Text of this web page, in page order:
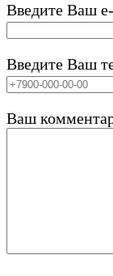
Введите Ваш
Введите Ваш
Ваш